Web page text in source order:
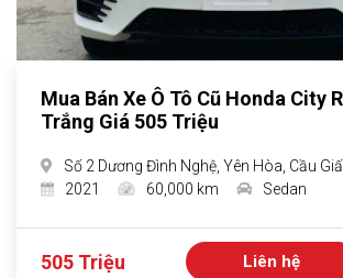
Mua Bán Xe Ô Tô Cũ Honda City
Trắng Giá 505 Triệu
Số 2 Dương Đình Nghệ, Yên Hòa, Cầu
2021
60,000 km Sedan
505 Triệu Liên hệ